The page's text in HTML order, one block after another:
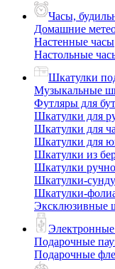
Часы,
Домашние
Настенные часы
Настольные
Шкатулки
Музыкальные
Футляры для
Шкатулки для
Шкатулки для
Шкатулки для
Шкатулки из
Шкатулки
Шкатулки-
Шкатулки-
Эксклюзивные
Подарочные
Подарочные